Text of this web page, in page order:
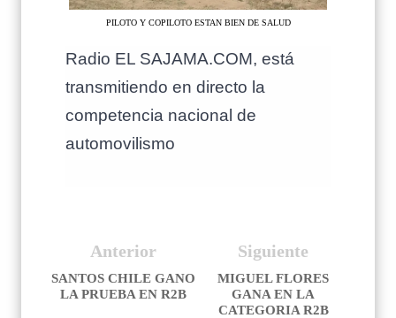
PILOTO Y COPILOTO ESTAN BIEN DE SALUD
Radio EL SAJAMA.COM, está
transmitiendo en directo la
competencia nacional de
automovilismo
Siguiente
MIGUEL FLORES
GANA EN LA
CATEGORIA R2B
Anterior
SANTOS CHILE GANO
LA PRUEBA EN R2B